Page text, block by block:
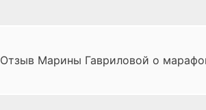
Отзыв Марины Гавриловой о